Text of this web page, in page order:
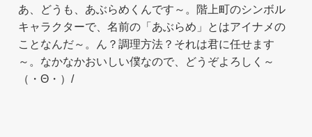
あ、どうも、あぶらめくんです～。階上町のシンボル
キャラクターで、名前の「あぶらめ」とはアイナメの
ことなんだ～。ん？調理方法？それは君に任せます
～。なかなかおいしい僕なので、どうぞよろしく～
（・Θ・）/